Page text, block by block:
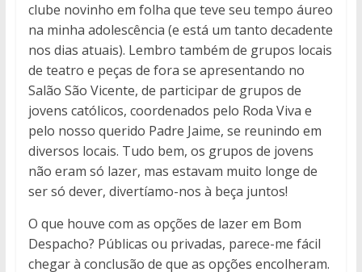
clube novinho em folha que teve seu tempo áureo
na minha adolescência (e está um tanto decadente
nos dias atuais). Lembro também de grupos locais
de teatro e peças de fora se apresentando no
Salão São Vicente, de participar de grupos de
jovens católicos, coordenados pelo Roda Viva e
pelo nosso querido Padre Jaime, se reunindo em
diversos locais. Tudo bem, os grupos de jovens
não eram só lazer, mas estavam muito longe de
ser só dever, divertíamo-nos à beça juntos!
O que houve com as opções de lazer em Bom
Despacho? Públicas ou privadas, parece-me fácil
chegar à conclusão de que as opções encolheram.